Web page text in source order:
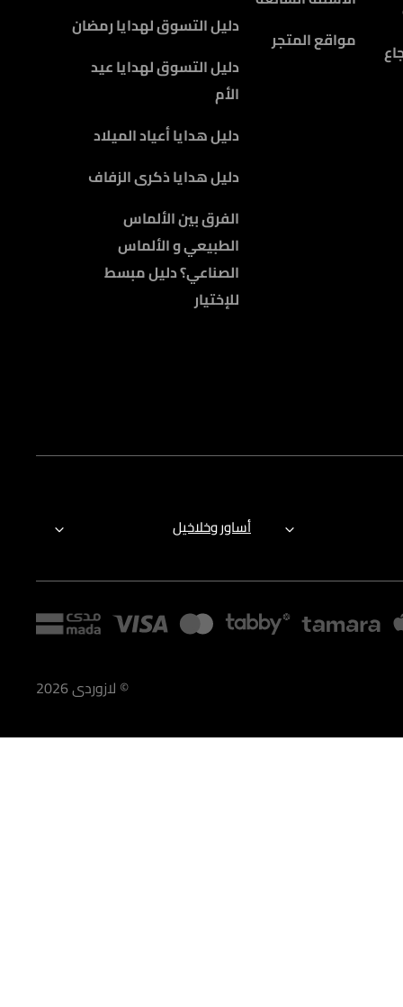
مواقع المتجر
دليل التسوق لهدايا رمضان
دليل التسوق لهدايا عيد
الأم
دليل هدايا أعياد الميلاد
دليل هدايا ذكرى الزفاف
الفرق بين الألماس
الطبيعي و الألماس
الصناعي؟ دليل مبسط
للإختيار
أساور وخلاخيل
© لازوردى2026